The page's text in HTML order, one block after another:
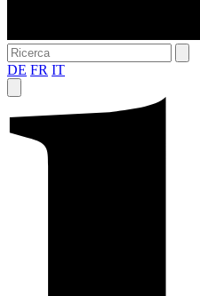
DE FR IT